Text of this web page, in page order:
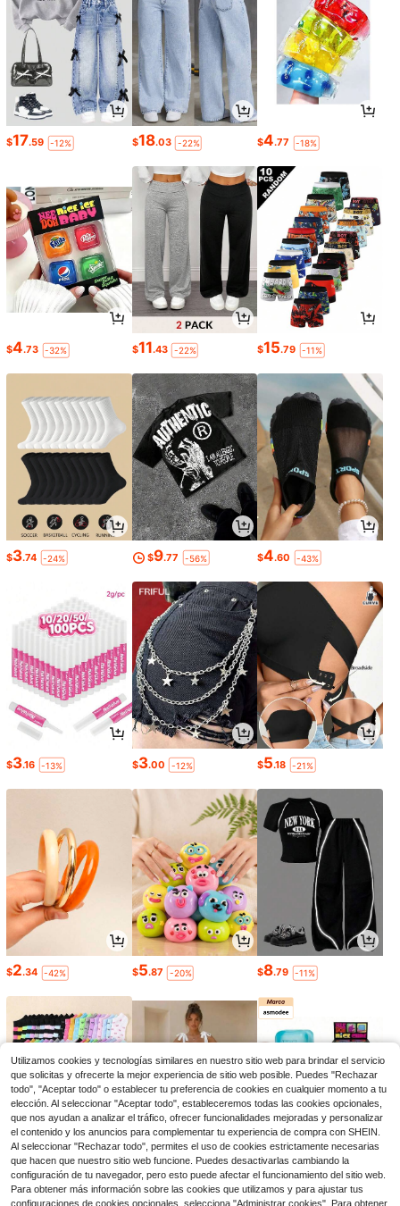
$17.59 -12% $18.03 -22% $4.77 -18%
$4.73 -32% $11.43 -22% $15.79 -11%
$3.74 -24% $9.77 -56% $4.60 -43%
$3.16 -13% $3.00 -12% $5.18 -21%
$2.34 -42% $5.87 -20% $8.79 -11%
$1.79 -25% $44.88 -54% $5.61 -8%
Utilizamos cookies y tecnologías similares en nuestro sitio web para brindar el servicio
que solicitas y ofrecerte la mejor experiencia de sitio web posible. Puedes "Rechazar
todo", "Aceptar todo" o establecer tu preferencia de cookies en cualquier momento a tu
elección. Al seleccionar "Aceptar todo", estableceremos todas las cookies opcionales,
que nos ayudan a analizar el tráfico, ofrecer funcionalidades mejoradas y personalizar
el contenido y los anuncios para complementar tu experiencia de compra con SHEIN.
Al seleccionar "Rechazar todo", permites el uso de cookies estrictamente necesarias
que hacen que nuestro sitio web funcione. Puedes desactivarlas cambiando la
configuración de tu navegador, pero esto puede afectar el funcionamiento del sitio web.
Para obtener más información sobre las cookies que utilizamos y para ajustar tus
configuraciones de cookies opcionales, selecciona "Administrar cookies". Para obtener